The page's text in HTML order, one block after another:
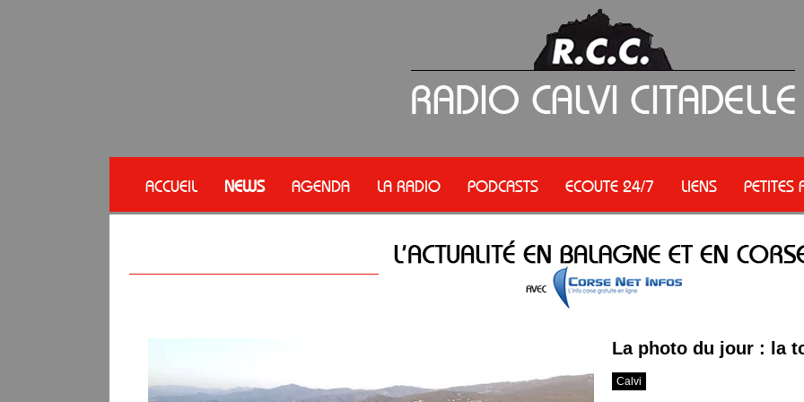
ACCUEIL NEWS AGENDA LA RADIO PODCASTS ECOUTE 24/7 LIENS PETITES
La photo du jour : la
Calvi